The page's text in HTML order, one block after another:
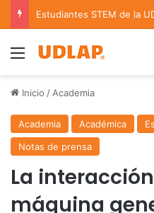
Menu
Inicio / Academia
Academia Académica
Notas de prensa
La
máquina